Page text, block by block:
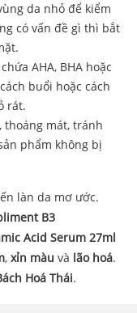
da nhỏ để kiểm
có vấn đề gì thì bắt
AHA, BHA hoặc
buổi hoặc cách
rát.
thoáng mát, tránh
phẩm không bị
làn da mơ ước.
B3
Acid Serum 27ml
, xỉn màu và lão hoá.
Hoá Thái.